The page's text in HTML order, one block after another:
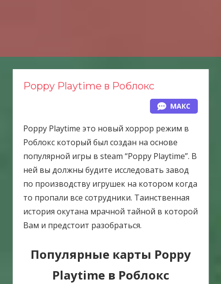
Poppy Playtime в Роблокс
МАКС
Poppy Playtime это новый хоррор режим в
Роблокс который был создан на основе
популярной игры в steam “Poppy Playtime”. В
ней вы должны будите исследовать завод
по производству игрушек на котором когда
то пропали все сотрудники. Таинственная
история окутана мрачной тайной в которой
Вам и предстоит разобраться.
Популярные карты Poppy
Playtime в Роблокс